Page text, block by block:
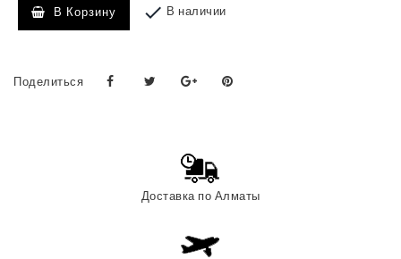
В Корзину  В наличии
Поделиться
Доставка по Алматы